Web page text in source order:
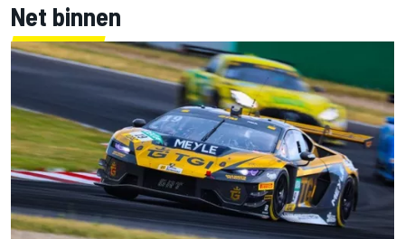
Net binnen